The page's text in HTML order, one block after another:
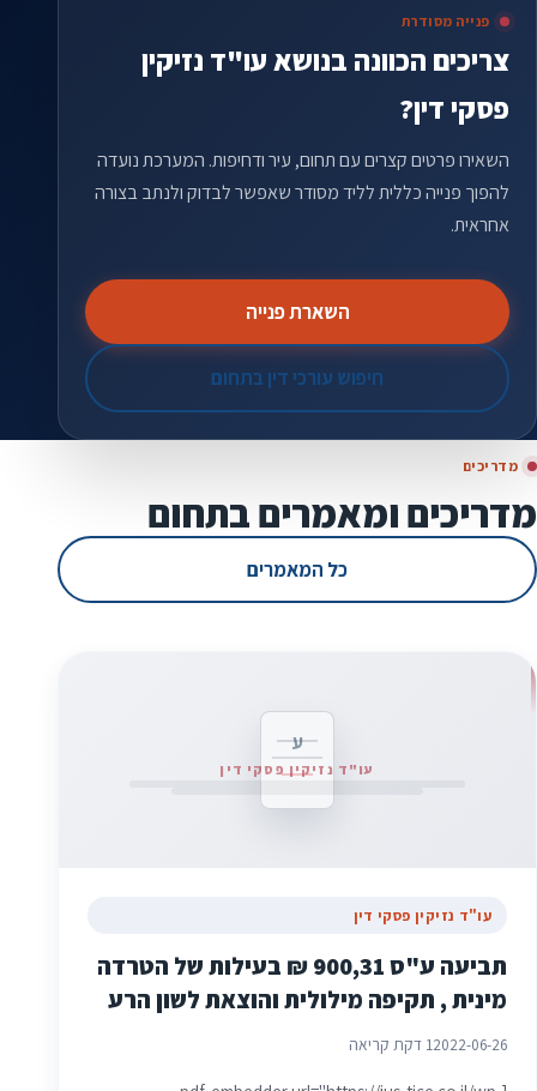
פנייה מסודרת
צריכים הכוונה בנושא עו"ד נזיקין
פסקי דין?
השאירו פרטים קצרים עם תחום, עיר ודחיפות. המערכת נועדה
להפוך פנייה כללית לליד מסודר שאפשר לבדוק ולנתב בצורה
אחראית.
השארת פנייה
חיפוש עורכי דין בתחום
מדריכים
מדריכים ומאמרים בתחום
כל המאמרים
ע
עו"ד נזיקין פסקי דין
עו"ד נזיקין פסקי דין
תביעה ע"ס 900,31 ₪ בעילות של הטרדה
מינית , תקיפה מילולית והוצאת לשון הרע
2022-06-261 דקת קריאה